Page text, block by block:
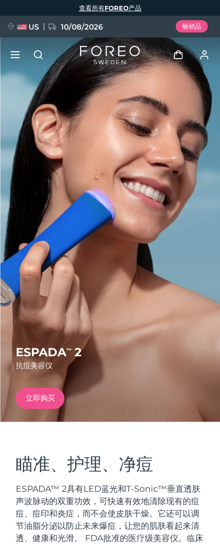
ESPADA™ 2
抗痘美容仪
立即购买
瞄准、护理、净痘
ESPADA™ 2具有LED蓝光和T-Sonic™垂直透肤
声波脉动的双重功效，可快速有效地清除现有的痘
痘、痘印和炎症，而不会使皮肤干燥。它还可以调
节油脂分泌以防止未来爆痘，让您的肌肤看起来清
透、健康和光滑。
FDA批准的医疗级美容仪。临床
查看所有FOREO产品
US 10/08/2026 畅销品
登录
用户信息
我的设备
我的订单
我的地址
我的订阅
新品
FAQ™ Pure Beauty-Tech Elixir
BREAKING NEWS
issa™ Teeth Whitening Set
FAQ™ Dual LED Panel
热门产品
特别优惠
红光疗法
面部清洁
LUNA™ 4 套装
Anti-aging massage
紧致提拉
BEAR™ 2 套装
Microcurrent toning
语言
English Deutsch
Español
Français
Português
Polski
Русский
Türkçe
简体中文 繁體中文
发货国家
美国 预计送达日期
英国 预计送达日期
西班牙 09/08/2026
澳大利亚 预计送达日期
预计送达日期
德国
加拿大
奥地利 预计送达日期
比利时 预计送达日期09/08/2026
百慕大 预计送达日期15/08/2026